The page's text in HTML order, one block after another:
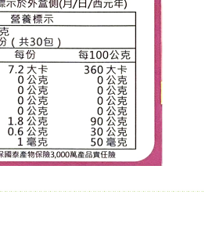
司提供之「AFTEE先享後付」服務完成之交
供個人資料，並將交易相關給付款項請求債
司。
瀏覽以下網址：
得法定代理人或監護人之同意方可使用
同意申辦者引起之損失，本公司不負相關責
時，將依據個別帳號之用戶狀況，依本公司即
仍有額度不足之情形，本公司將視審查結果
用他人資訊註冊。若發現惡意使用之情形，
止該用戶之使用額度並採取法律行動。